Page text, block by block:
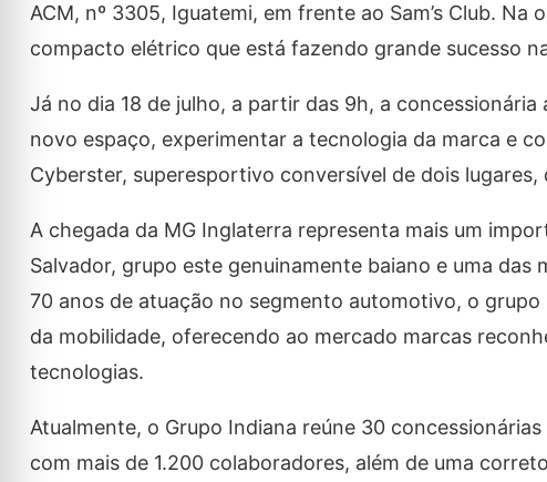
ACM, nº 3305, Iguatemi, em frente ao Sam’s Club.
compacto elétrico que está fazendo grande sucesso
Já no dia 18 de julho, a partir das 9h, a
novo espaço, experimentar a tecnologia da marca e
Cyberster, superesportivo conversível de dois
A chegada da MG Inglaterra representa mais um
Salvador, grupo este genuinamente baiano e uma
70 anos de atuação no segmento automotivo, o
da mobilidade, oferecendo ao mercado marcas
tecnologias.
Atualmente, o Grupo Indiana reúne 30
com mais de 1.200 colaboradores, além de uma